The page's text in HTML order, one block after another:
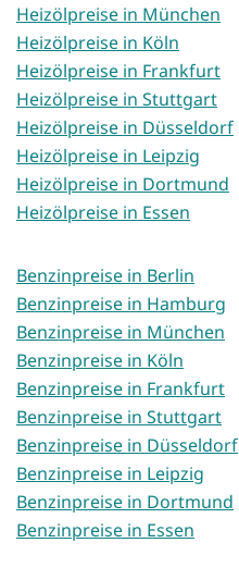
Heizölpreise in München
Heizölpreise in Köln
Heizölpreise in Frankfurt
Heizölpreise in Stuttgart
Heizölpreise in Düsseldorf
Heizölpreise in Leipzig
Heizölpreise in Dortmund
Heizölpreise in Essen
Benzinpreise in Berlin
Benzinpreise in Hamburg
Benzinpreise in München
Benzinpreise in Köln
Benzinpreise in Frankfurt
Benzinpreise in Stuttgart
Benzinpreise in Düsseldorf
Benzinpreise in Leipzig
Benzinpreise in Dortmund
Benzinpreise in Essen